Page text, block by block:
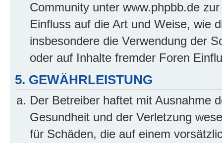
Community unter www.phpbb.de
Einfluss auf die Art und Weise, wie
insbesondere die Verwendung der
oder auf Inhalte fremder Foren
5. GEWÄHRLEISTUNG
Der Betreiber haftet mit Ausnahme
Gesundheit und der Verletzung
für Schäden, die auf einem